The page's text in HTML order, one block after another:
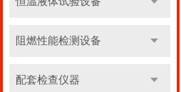
阻燃性能检测设备
配套检查仪器